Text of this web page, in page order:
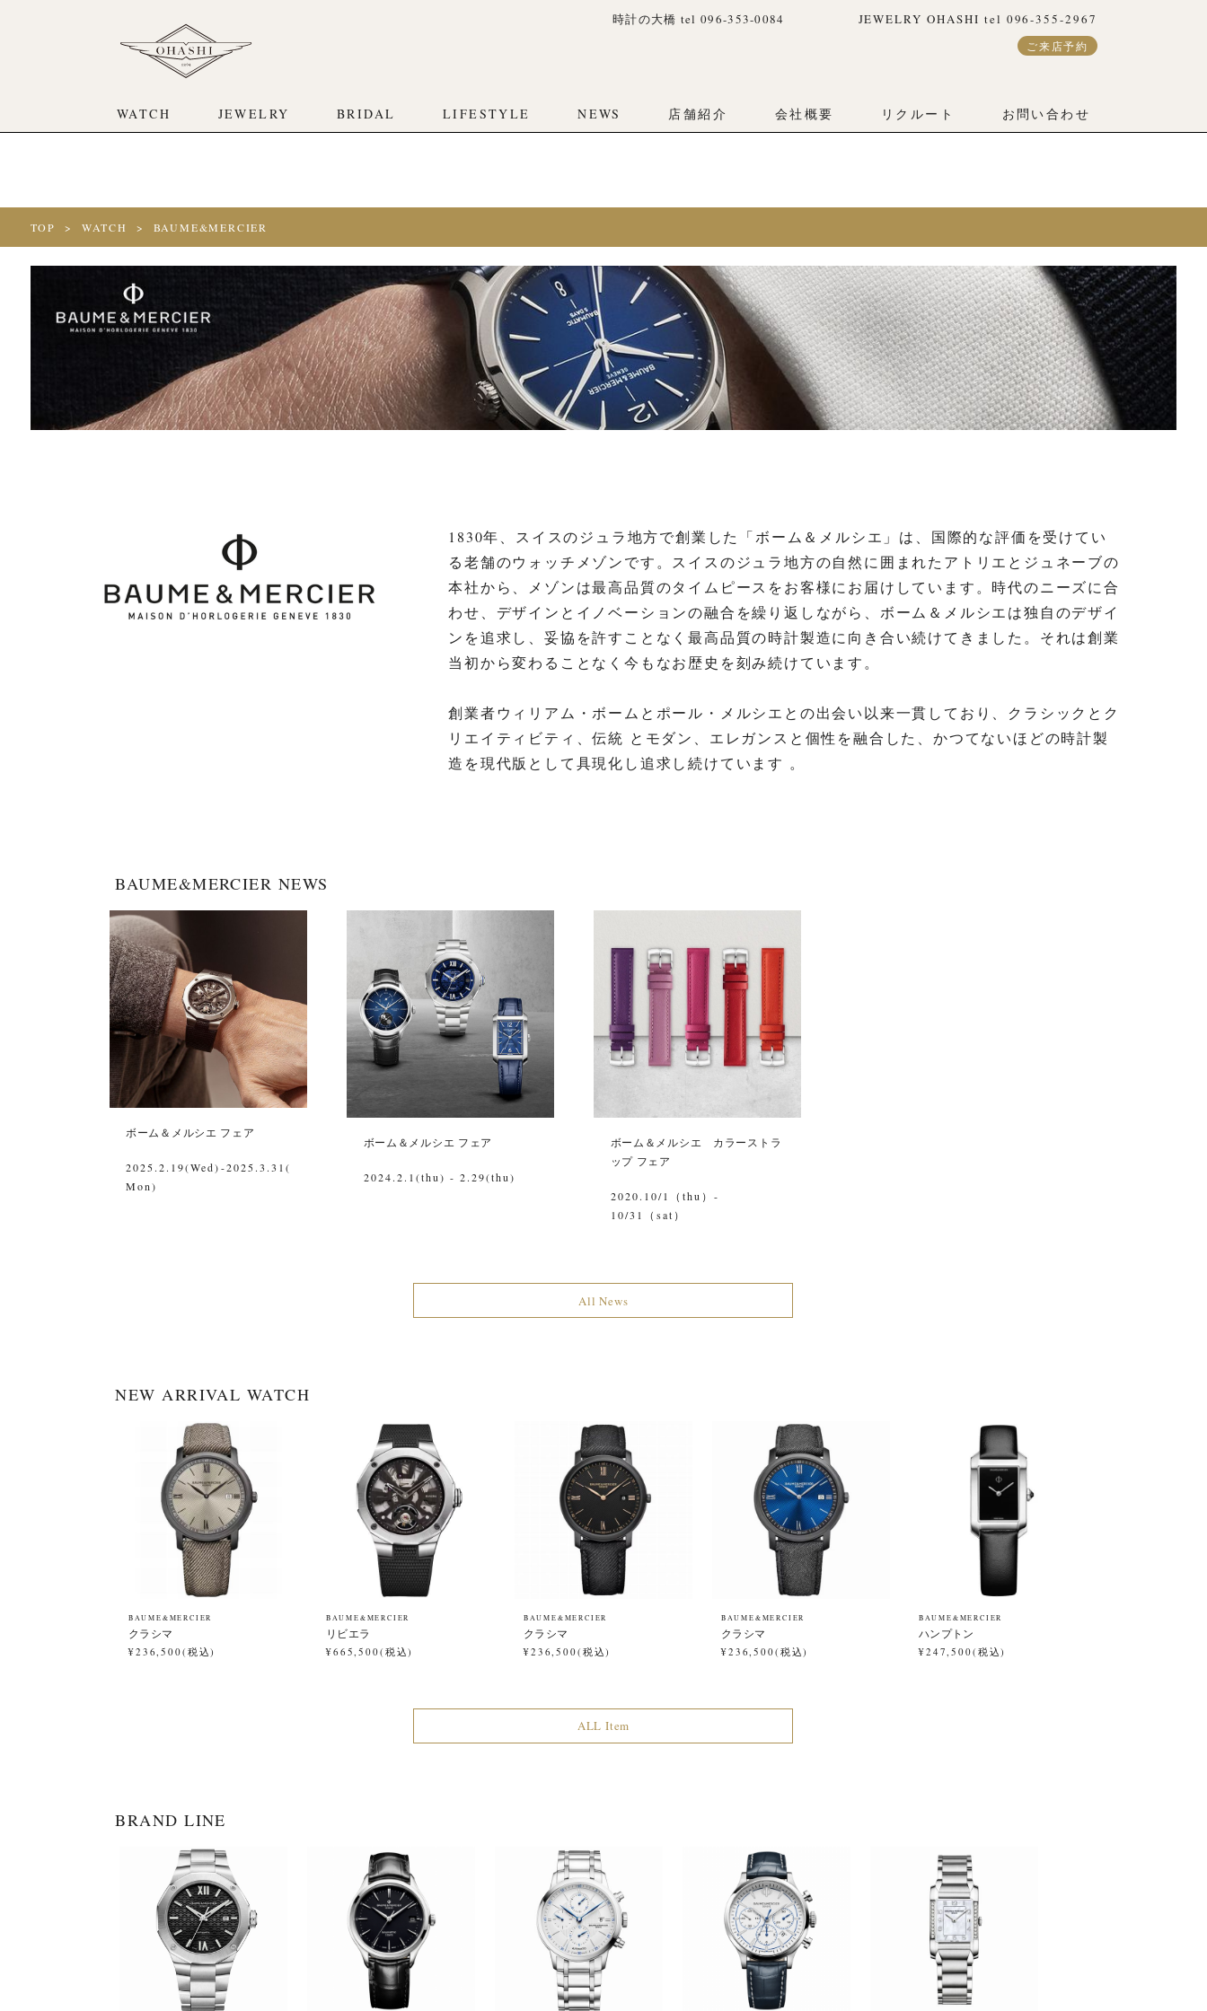
時計の大橋 tel 096-353-0084 JEWELRY OHASHI tel 096-355-2967
ご来店予約
WATCH JEWELRY BRIDAL LIFESTYLE NEWS 店舗紹介 会社概要 リクルート お問い合わせ
: Undefined array key "item_type" in /home/c5242283/public_html/tokei0084.co.jp/wp-content/themes/ohashi/single-brand.php on line11
: Undefined array key "item_type" in
TOP WATCH BAUME&MERCIER
1830年、スイスのジュラ地方で創業した「ボーム＆メルシエ」は、国際的な評価を受けてい
る老舗のウォッチメゾンです。スイスのジュラ地方の自然に囲まれたアトリエとジュネーブの
本社から、メゾンは最高品質のタイムピースをお客様にお届けしています。時代のニーズに合
わせ、デザインとイノベーションの融合を繰り返しながら、ボーム＆メルシエは独自のデザイ
ンを追求し、妥協を許すことなく最高品質の時計製造に向き合い続けてきました。それは創業
当初から変わることなく今もなお歴史を刻み続けています。
創業者ウィリアム・ボームとポール・メルシエとの出会い以来一貫しており、クラシックとク
リエイティビティ、伝統 とモダン、エレガンスと個性を融合した、かつてないほどの時計製
造を現代版として具現化し追求し続けています 。
BAUME&MERCIER NEWS
ボーム＆メルシエ フェア
2025.2.19(Wed)-2025.3.31(
Mon)
ボーム＆メルシエ フェア
2024.2.1(thu) - 2.29(thu)
ボーム＆メルシエ カラーストラ
ップ フェア
2020.10/1（thu）-
10/31（sat）
All News
NEW ARRIVAL WATCH
BAUME&MERCIER
クラシマ
¥236,500(税込)
BAUME&MERCIER
リビエラ
¥665,500(税込)
BAUME&MERCIER
クラシマ
¥236,500(税込)
BAUME&MERCIER
クラシマ
¥236,500(税込)
BAUME&MERCIER
ハンプトン
¥247,500(税込)
ALL Item
BRAND LINE